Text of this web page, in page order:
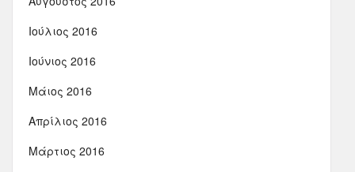
Ιούλιος 2016
Ιούνιος 2016
Μάιος 2016
Απρίλιος 2016
Μάρτιος 2016